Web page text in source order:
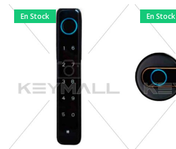
En Stock En Stock